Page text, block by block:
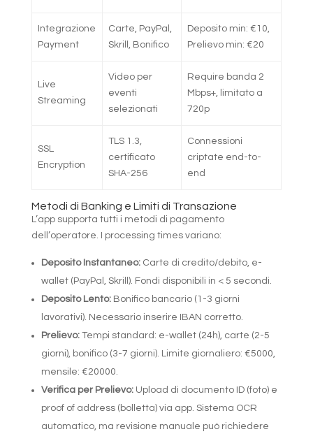
Integrazione
Payment
Carte, PayPal,
Skrill, Bonifico
Deposito min: €10,
Prelievo min: €20
Live
Streaming
Video per
eventi
selezionati
Require banda 2
Mbps+, limitato a
720p
SSL
Encryption
TLS 1.3,
certificato
SHA-256
Connessioni
criptate end-to-
end
Metodi di Banking e Limiti di Transazione
L’app supporta tutti i metodi di pagamento
dell’operatore. I processing times variano:
Deposito Instantaneo:Carte di credito/debito, e-
wallet (PayPal, Skrill). Fondi disponibili in < 5 secondi.
Deposito Lento:Bonifico bancario (1-3 giorni
lavorativi). Necessario inserire IBAN corretto.
Prelievo:Tempi standard: e-wallet (24h), carte (2-5
giorni), bonifico (3-7 giorni). Limite giornaliero: €5000,
mensile: €20000.
Verifica per Prelievo:Upload di documento ID (foto) e
proof of address (bolletta) via app. Sistema OCR
automatico, ma revisione manuale può richiedere